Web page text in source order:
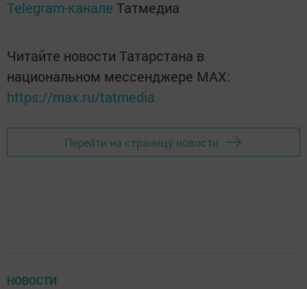
Telegram-канале Татмедиа
Читайте новости Татарстана в
национальном мессенджере MАХ:
https://max.ru/tatmedia
Перейти на страницу новости
НОВОСТИ